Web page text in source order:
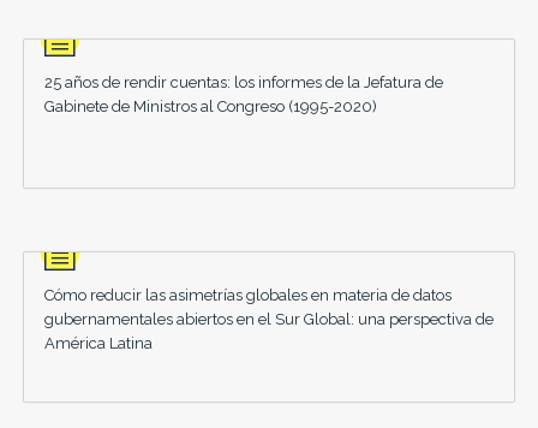
25 años de rendir cuentas: los informes de la Jefatura de
Gabinete de Ministros al Congreso (1995-2020)
Cómo reducir las asimetrías globales en materia de datos
gubernamentales abiertos en el Sur Global: una perspectiva de
América Latina